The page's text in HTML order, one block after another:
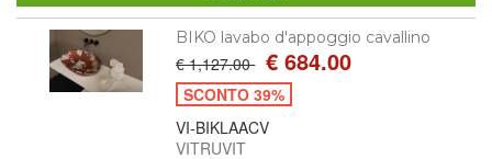
BIKO lavabo d'appoggio cavallino
€ 1,127.00 € 684.00
SCONTO 39%
VI-BIKLAACV
VITRUVIT